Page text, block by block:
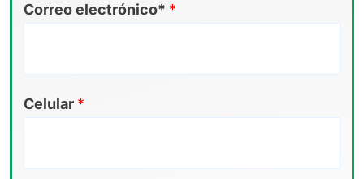
Correo electrónico* *
Celular *